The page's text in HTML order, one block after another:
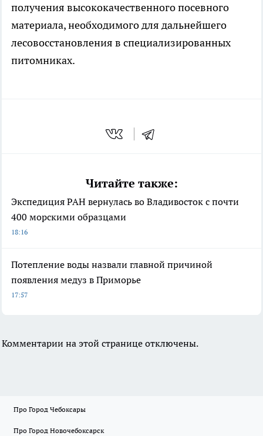
получения высококачественного посевного
материала, необходимого для дальнейшего
лесовосстановления в специализированных
питомниках.
Читайте также:
Экспедиция РАН вернулась во Владивосток с почти
400 морскими образцами
18:16
Потепление воды назвали главной причиной
появления медуз в Приморье
17:57
Комментарии на этой странице отключены.
Про Город Чебоксары
Про Город Новочебоксарск